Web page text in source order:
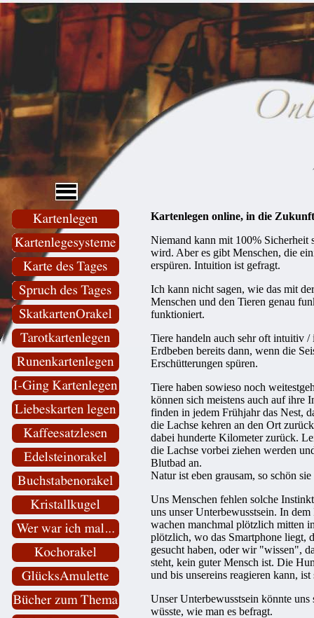
Kartenlegen online, in die
Niemand kann mit 100% Sicherheit
wird. Aber es gibt Menschen, die
erspüren. Intuition ist gefragt.
Ich kann nicht sagen, wie das mit
Menschen und den Tieren genau
funktioniert.
Tiere handeln auch sehr oft intuitiv
Erdbeben bereits dann, wenn die
Erschütterungen spüren.
Tiere haben sowieso noch
können sich meistens auch auf ihre
finden in jedem Frühjahr das Nest,
die Lachse kehren an den Ort
dabei hunderte Kilometer zurück.
die Lachse vorbei ziehen werden
Blutbad an.
Natur ist eben grausam, so schön
Uns Menschen fehlen solche
uns unser Unterbewusstsein. In
wachen manchmal plötzlich mitten
plötzlich, wo das Smartphone liegt,
gesucht haben, oder wir "wissen",
steht, kein guter Mensch ist. Die
und bis unsereins reagieren kann,
Unser Unterbewusstsein könnte
wüsste, wie man es befragt.